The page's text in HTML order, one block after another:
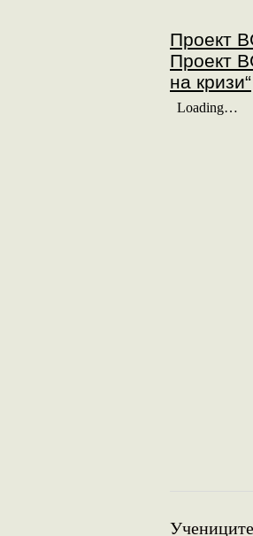
Проект
Проект
на кризи“